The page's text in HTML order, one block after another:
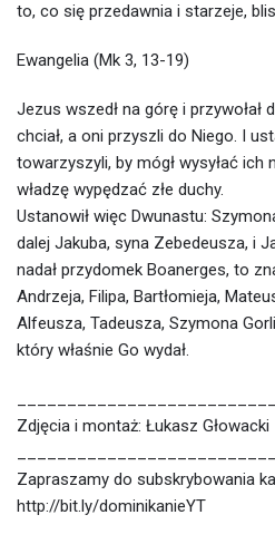
to, co się przedawnia i starzeje,
Ewangelia (Mk 3, 13-19)
Jezus wszedł na górę i przywołał
chciał, a oni przyszli do Niego. I
towarzyszyli, by mógł wysyłać ich
władzę wypędzać złe duchy.
Ustanowił więc Dwunastu:
dalej Jakuba, syna Zebedeusza, i
nadał przydomek Boanerges, to
Andrzeja, Filipa, Bartłomieja,
Alfeusza, Tadeusza, Szymona
który właśnie Go wydał.
Zdjęcia i montaż: Łukasz Głowacki
Zapraszamy do subskrybowania
http://bit.ly/dominikanieYT